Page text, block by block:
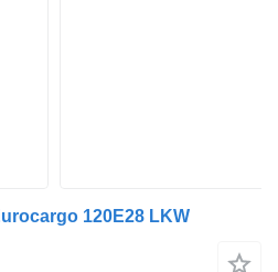
120E28 LKW